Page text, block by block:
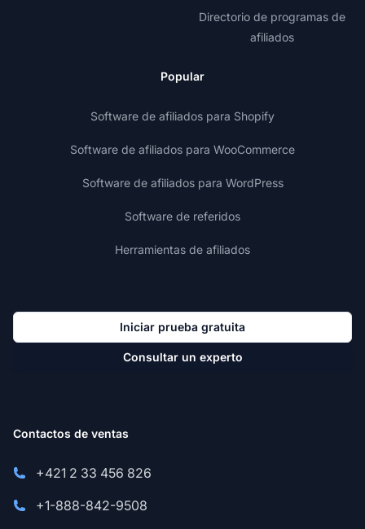
Directorio de programas de
afiliados
Popular
Software de afiliados para Shopify
Software de afiliados para WooCommerce
Software de afiliados para WordPress
Software de referidos
Herramientas de afiliados
Iniciar prueba gratuita
Consultar un experto
Contactos de ventas
+421 2 33 456 826
+1-888-842-9508